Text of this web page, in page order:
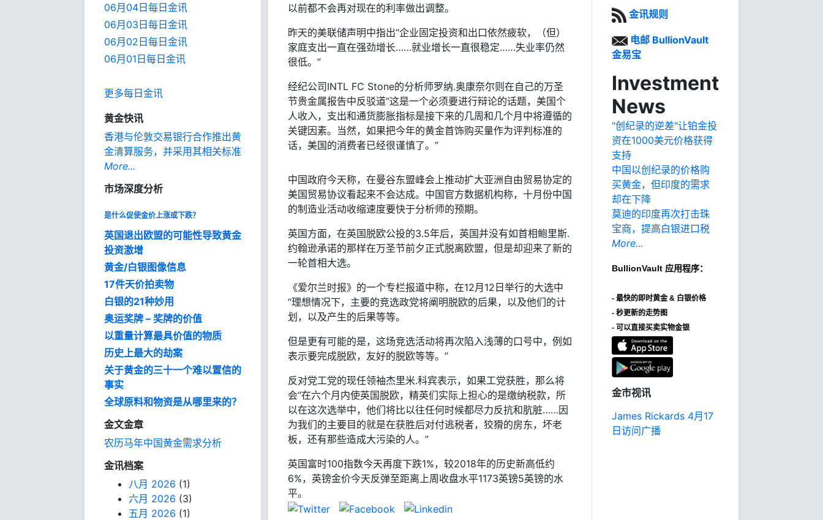
06月04日每日金讯
06月03日每日金讯
06月02日每日金讯
06月01日每日金讯
更多每日金讯
黄金快讯
香港与伦敦交易银行合作推出黄
金清算服务，并采用其相关标准
More...
市场深度分析
是什么促使金价上涨或下跌？
英国退出欧盟的可能性导致黄金
投资激增
黄金/白银图像信息
17件天价拍卖物
白银的21种妙用
奥运奖牌 – 奖牌的价值
以重量计算最具价值的物质
历史上最大的劫案
关于黄金的三十一个难以置信的
事实
全球原料和物资是从哪里来的？
金文金章
农历马年中国黄金需求分析
金讯档案
八月 2026 (1)
六月 2026 (3)
五月 2026 (1)
以前都不会再对现在的利率做出调整。
昨天的美联储声明中指出“企业固定投资和出口依然疲软，（但）
家庭支出一直在强劲增长……就业增长一直很稳定……失业率仍然
很低。”
经纪公司INTL FC Stone的分析师罗纳.奥康奈尔则在自己的万圣
节贵金属报告中反驳道“这是一个必须要进行辩论的话题，美国个
人收入，支出和通货膨胀指标是接下来的几周和几个月中将遵循的
关键因素。当然，如果把今年的黄金首饰购买量作为评判标准的
话，美国的消费者已经很谨慎了。”
中国政府今天称，在曼谷东盟峰会上推动扩大亚洲自由贸易协定的
美国贸易协议看起来不会达成。中国官方数据机构称，十月份中国
的制造业活动收缩速度要快于分析师的预期。
英国方面，在英国脱欧公投的3.5年后，英国并没有如首相鲍里斯.
约翰逊承诺的那样在万圣节前夕正式脱离欧盟，但是却迎来了新的
一轮首相大选。
《爱尔兰时报》的一个专栏报道中称，在12月12日举行的大选中
“理想情况下，主要的竞选政党将阐明脱欧的后果，以及他们的计
划，以及产生的后果等等。
但是更有可能的是，这场竞选活动将再次陷入浅薄的口号中，例如
表示要完成脱欧，友好的脱欧等等。”
反对党工党的现任领袖杰里米.科宾表示，如果工党获胜，那么将
会“在六个月内使英国脱欧，精英们实际上担心的是缴纳税款，所
以在这次选举中，他们将比以往任何时候都尽力反抗和肮脏……因
为我们的主要目的就是在获胜后对付逃税者，狡猾的房东，坏老
板，还有那些造成大污染的人。”
英国富时100指数今天再度下跌1%，较2018年的历史新高低约
6%，英镑金价今天反弹至距离上周收盘水平1173英镑5英镑的水
平。
金讯规则
电邮 BullionVault
金易宝
Investment
News
"创纪录的逆差"让铂金投
资在1000美元价格获得
支持
中国以创纪录的价格购
买黄金，但印度的需求
却在下降
莫迪的印度再次打击珠
宝商，提高白银进口税
More...
BullionVault 应用程序：
- 最快的即时黄金 & 白银价格
- 秒更新的走势图
- 可以直接买卖实物金银
金市视讯
James Rickards 4月17
日访问广播